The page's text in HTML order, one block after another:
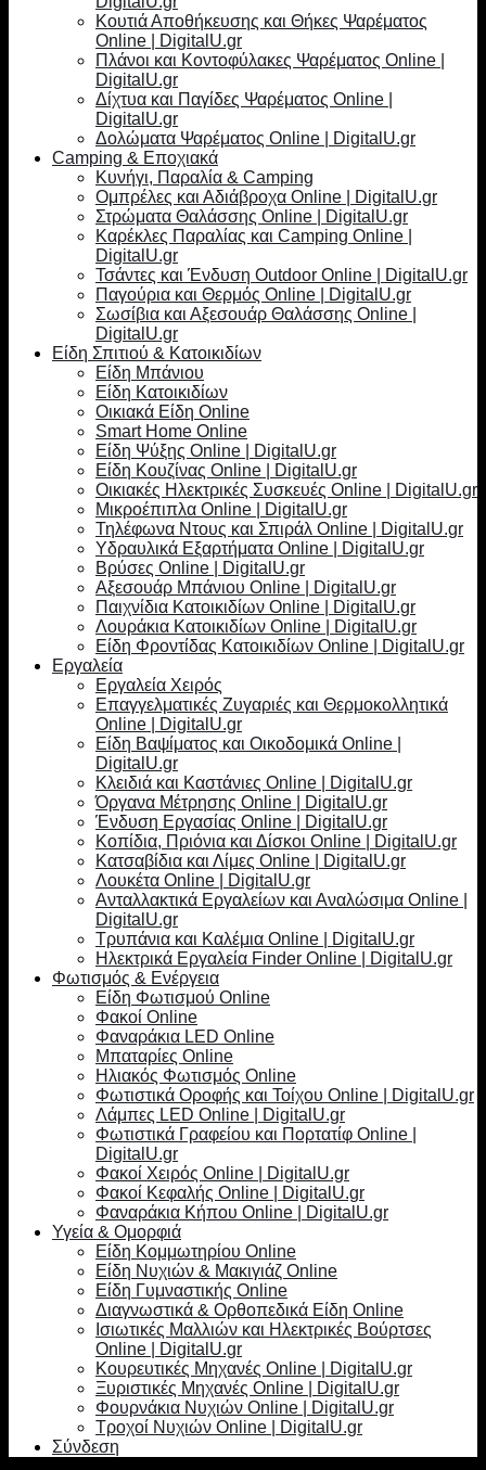
Κουτιά Αποθήκευσης και Θήκες Ψαρέματος
Online | DigitalU.gr
Πλάνοι και Κοντοφύλακες Ψαρέματος Online |
DigitalU.gr
Δίχτυα και Παγίδες Ψαρέματος Online |
DigitalU.gr
Δολώματα Ψαρέματος Online | DigitalU.gr
Camping & Εποχιακά
Κυνήγι, Παραλία & Camping
Ομπρέλες και Αδιάβροχα Online | DigitalU.gr
Στρώματα Θαλάσσης Online | DigitalU.gr
Καρέκλες Παραλίας και Camping Online |
DigitalU.gr
Τσάντες και Ένδυση Outdoor Online | DigitalU.gr
Παγούρια και Θερμός Online | DigitalU.gr
Σωσίβια και Αξεσουάρ Θαλάσσης Online |
DigitalU.gr
Είδη Σπιτιού & Κατοικιδίων
Είδη Μπάνιου
Είδη Κατοικιδίων
Οικιακά Είδη Online
Smart Home Online
Είδη Ψύξης Online | DigitalU.gr
Είδη Κουζίνας Online | DigitalU.gr
Οικιακές Ηλεκτρικές Συσκευές Online | DigitalU.gr
Μικροέπιπλα Online | DigitalU.gr
Τηλέφωνα Ντους και Σπιράλ Online | DigitalU.gr
Υδραυλικά Εξαρτήματα Online | DigitalU.gr
Βρύσες Online | DigitalU.gr
Αξεσουάρ Μπάνιου Online | DigitalU.gr
Παιχνίδια Κατοικιδίων Online | DigitalU.gr
Λουράκια Κατοικιδίων Online | DigitalU.gr
Είδη Φροντίδας Κατοικιδίων Online | DigitalU.gr
Εργαλεία
Εργαλεία Χειρός
Επαγγελματικές Ζυγαριές και Θερμοκολλητικά
Online | DigitalU.gr
Είδη Βαψίματος και Οικοδομικά Online |
DigitalU.gr
Κλειδιά και Καστάνιες Online | DigitalU.gr
Όργανα Μέτρησης Online | DigitalU.gr
Ένδυση Εργασίας Online | DigitalU.gr
Κοπίδια, Πριόνια και Δίσκοι Online | DigitalU.gr
Κατσαβίδια και Λίμες Online | DigitalU.gr
Λουκέτα Online | DigitalU.gr
Ανταλλακτικά Εργαλείων και Αναλώσιμα Online |
DigitalU.gr
Τρυπάνια και Καλέμια Online | DigitalU.gr
Ηλεκτρικά Εργαλεία Finder Online | DigitalU.gr
Φωτισμός & Ενέργεια
Είδη Φωτισμού Online
Φακοί Online
Φαναράκια LED Online
Μπαταρίες Online
Ηλιακός Φωτισμός Online
Φωτιστικά Οροφής και Τοίχου Online | DigitalU.gr
Λάμπες LED Online | DigitalU.gr
Φωτιστικά Γραφείου και Πορτατίφ Online |
DigitalU.gr
Φακοί Χειρός Online | DigitalU.gr
Φακοί Κεφαλής Online | DigitalU.gr
Φαναράκια Κήπου Online | DigitalU.gr
Υγεία & Ομορφιά
Είδη Κομμωτηρίου Online
Είδη Νυχιών & Μακιγιάζ Online
Είδη Γυμναστικής Online
Διαγνωστικά & Ορθοπεδικά Είδη Online
Ισιωτικές Μαλλιών και Ηλεκτρικές Βούρτσες
Online | DigitalU.gr
Κουρευτικές Μηχανές Online | DigitalU.gr
Ξυριστικές Μηχανές Online | DigitalU.gr
Φουρνάκια Νυχιών Online | DigitalU.gr
Τροχοί Νυχιών Online | DigitalU.gr
Σύνδεση